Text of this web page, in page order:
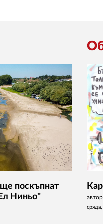
поскъпнат
Ниньо"